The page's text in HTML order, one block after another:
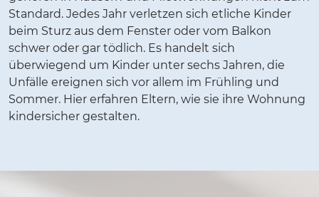
Standard. Jedes Jahr verletzen sich etliche Kinder
beim Sturz aus dem Fenster oder vom Balkon
schwer oder gar tödlich. Es handelt sich
überwiegend um Kinder unter sechs Jahren, die
Unfälle ereignen sich vor allem im Frühling und
Sommer. Hier erfahren Eltern, wie sie ihre Wohnung
kindersicher gestalten.